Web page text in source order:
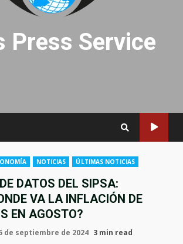
Press Service
NOTICIAS ÚLTIMAS NOTICIAS
DATOS DEL SIPSA:
VA LA INFLACIÓN DE
EN AGOSTO?
de septiembre de 2024 3 min read